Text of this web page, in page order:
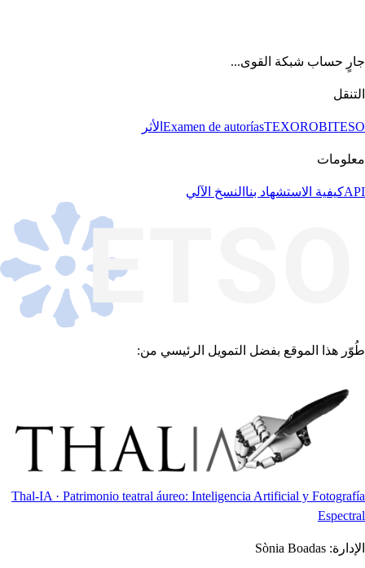
جارٍ حساب شبكة القوى...
التنقل
Examen de autoríasTEXOROBITESO الأثر
معلومات
APIكيفية الاستشهاد بنا النسخ الآلي
طُوّر هذا الموقع بفضل التمويل الرئيسي من:
Thal-IA · Patrimonio teatral áureo: Inteligencia Artificial y Fotografía
Espectral
الإدارة: Sònia Boadas